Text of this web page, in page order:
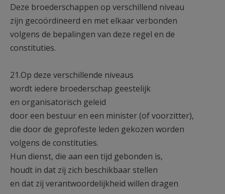
Deze broederschappen op verschillend niveau
zijn gecoördineerd en met elkaar verbonden
volgens de bepalingen van deze regel en de
constituties.
21.Op deze verschillende niveaus
wordt iedere broederschap geestelijk
en organisatorisch geleid
door een bestuur en een minister (of voorzitter),
die door de geprofeste leden gekozen worden
volgens de constituties.
Hun dienst, die aan een tijd gebonden is,
houdt in dat zij zich beschikbaar stellen
en dat zij verantwoordelijkheid willen dragen